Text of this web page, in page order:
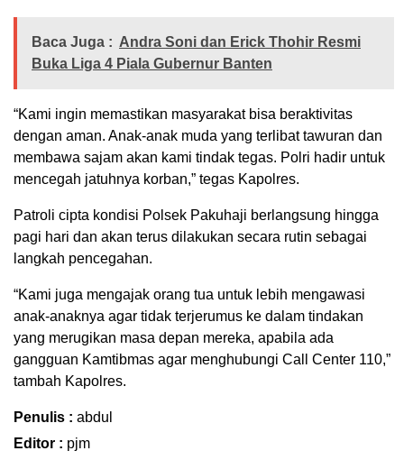
Baca Juga : Andra Soni dan Erick Thohir Resmi
Buka Liga 4 Piala Gubernur Banten
“Kami ingin memastikan masyarakat bisa beraktivitas
dengan aman. Anak-anak muda yang terlibat tawuran dan
membawa sajam akan kami tindak tegas. Polri hadir untuk
mencegah jatuhnya korban,” tegas Kapolres.
Patroli cipta kondisi Polsek Pakuhaji berlangsung hingga
pagi hari dan akan terus dilakukan secara rutin sebagai
langkah pencegahan.
“Kami juga mengajak orang tua untuk lebih mengawasi
anak-anaknya agar tidak terjerumus ke dalam tindakan
yang merugikan masa depan mereka, apabila ada
gangguan Kamtibmas agar menghubungi Call Center 110,”
tambah Kapolres.
Penulis : abdul
Editor : pjm